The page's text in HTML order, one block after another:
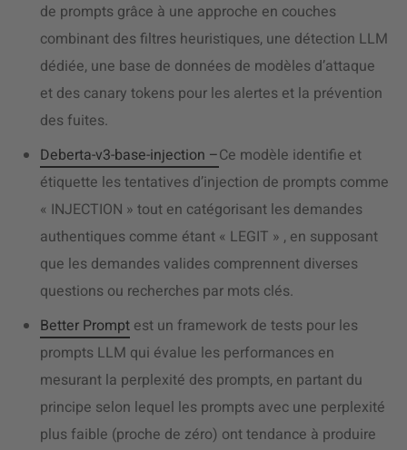
de prompts grâce à une approche en couches
combinant des filtres heuristiques, une détection LLM
dédiée, une base de données de modèles d’attaque
et des canary tokens pour les alertes et la prévention
des fuites.
Deberta-v3-base-injection –Ce modèle identifie et
étiquette les tentatives d’injection de prompts comme
« INJECTION » tout en catégorisant les demandes
authentiques comme étant « LEGIT » , en supposant
que les demandes valides comprennent diverses
questions ou recherches par mots clés.
Better Prompt est un framework de tests pour les
prompts LLM qui évalue les performances en
mesurant la perplexité des prompts, en partant du
principe selon lequel les prompts avec une perplexité
plus faible (proche de zéro) ont tendance à produire